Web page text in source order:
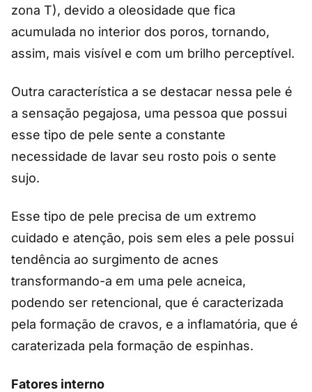
zona T), devido a oleosidade que fica
acumulada no interior dos poros, tornando,
assim, mais visível e com um brilho perceptível.
Outra característica a se destacar nessa pele é
a sensação pegajosa, uma pessoa que possui
esse tipo de pele sente a constante
necessidade de lavar seu rosto pois o sente
sujo.
Esse tipo de pele precisa de um extremo
cuidado e atenção, pois sem eles a pele possui
tendência ao surgimento de acnes
transformando-a em uma pele acneica,
podendo ser retencional, que é caracterizada
pela formação de cravos, e a inflamatória, que é
caraterizada pela formação de espinhas.
Fatores interno